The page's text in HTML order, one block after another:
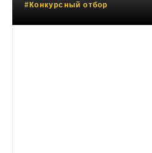
#Конкурсный отбор